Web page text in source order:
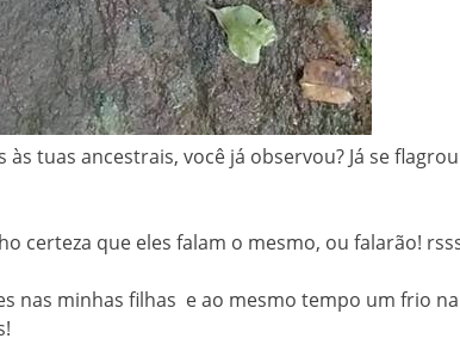
tuas ancestrais, você já observou? Já se
certeza que eles falam o mesmo, ou falarão!
nas minhas filhas e ao mesmo tempo um frio